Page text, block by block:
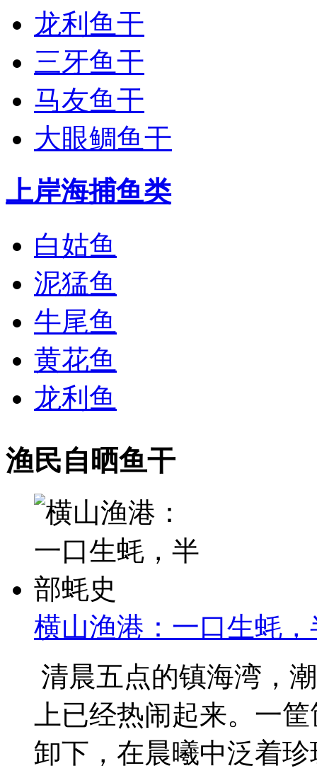
龙利鱼干
三牙鱼干
马友鱼干
大眼鲷鱼干
上岸海捕鱼类
白姑鱼
泥猛鱼
牛尾鱼
黄花鱼
龙利鱼
渔民自晒鱼干
横山渔港：一口生蚝
清晨五点的镇海湾，
上已经热闹起来。一
卸下，在晨曦中泛着